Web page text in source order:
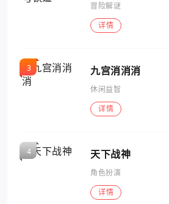
冒险解谜
详情
九宫消消消
休闲益智
详情
天下战神
角色扮演
详情